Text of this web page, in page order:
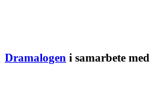
Dramalogen i samarbete med